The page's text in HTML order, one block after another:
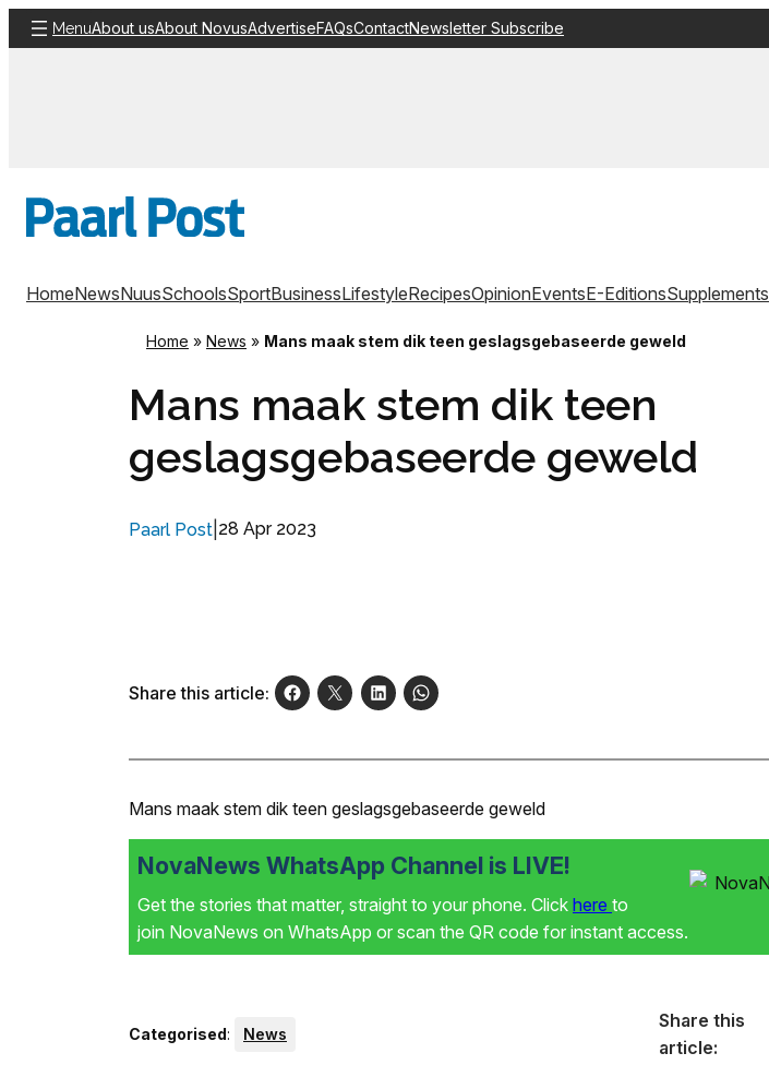
Skip
to
MenuAbout usAbout NovusAdvertiseFAQsContactNewsletter Subscribe
HomeNewsNuusSchoolsSportBusinessLifestyleRecipesOpinionEventsE-EditionsSupplements
Home » News » Mans maak stem dik teen geslagsgebaseerde geweld
Mans maak stem dik teen
geslagsgebaseerde geweld
Paarl Post 28 Apr 2023
Share this article:
Mans maak stem dik teen geslagsgebaseerde geweld
NovaNews WhatsApp Channel is LIVE!
Get the stories that matter, straight to your phone. Click here to
join NovaNews on WhatsApp or scan the QR code for instant access.
Categorised: News
Share this
article: